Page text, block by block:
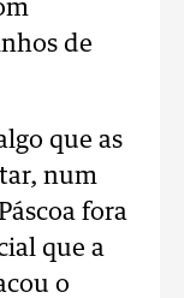
de
que as
num
fora
que a
o